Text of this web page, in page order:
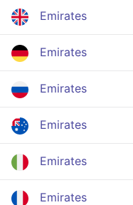
Emirates
Emirates
Emirates
Emirates
Emirates
Emirates